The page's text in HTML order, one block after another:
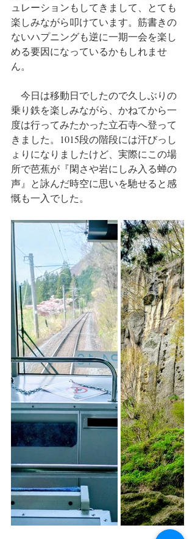
ュレーションもしてきまして、とても
楽しみながら叩けています。筋書きの
ないハプニングも逆に一期一会を楽し
める要因になっているかもしれませ
ん。
今日は移動日でしたので久しぶりの
乗り鉄を楽しみながら、かねてから一
度は行ってみたかった立石寺へ登って
きました。1015段の階段には汗びっし
ょりになりましたけど、実際にこの場
所で芭蕉が『閑さや岩にしみ入る蝉の
声』と詠んだ時空に思いを馳せると感
慨も一入でした。